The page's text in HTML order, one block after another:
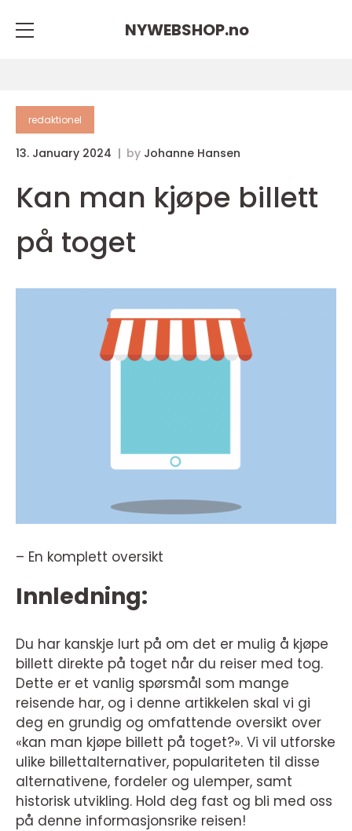
NYWEBSHOP.no
redaktionel
13. January 2024 by Johanne Hansen
Kan man kjøpe billett
på toget
– En komplett oversikt
Innledning:
Du har kanskje lurt på om det er mulig å kjøpe
billett direkte på toget når du reiser med tog.
Dette er et vanlig spørsmål som mange
reisende har, og i denne artikkelen skal vi gi
deg en grundig og omfattende oversikt over
«kan man kjøpe billett på toget?». Vi vil utforske
ulike billettalternativer, populariteten til disse
alternativene, fordeler og ulemper, samt
historisk utvikling. Hold deg fast og bli med oss
på denne informasjonsrike reisen!